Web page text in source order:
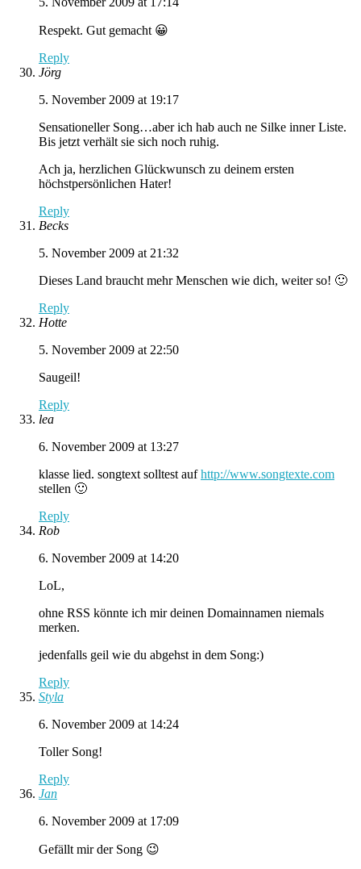
Respekt. Gut gemacht 😀
Reply
Jörg
5. November 2009 at 19:17
Sensationeller Song…aber ich hab auch ne Silke inner Liste.
Bis jetzt verhält sie sich noch ruhig.
Ach ja, herzlichen Glückwunsch zu deinem ersten
höchstpersönlichen Hater!
Reply
Becks
5. November 2009 at 21:32
Dieses Land braucht mehr Menschen wie dich, weiter so! 🙂
Reply
Hotte
5. November 2009 at 22:50
Saugeil!
Reply
lea
6. November 2009 at 13:27
klasse lied. songtext solltest aufhttp://www.songtexte.com
stellen 🙂
Reply
Rob
6. November 2009 at 14:20
LoL,
ohne RSS könnte ich mir deinen Domainnamen niemals
merken.
jedenfalls geil wie du abgehst in dem Song:)
Reply
Styla
6. November 2009 at 14:24
Toller Song!
Reply
Jan
6. November 2009 at 17:09
Gefällt mir der Song 😉